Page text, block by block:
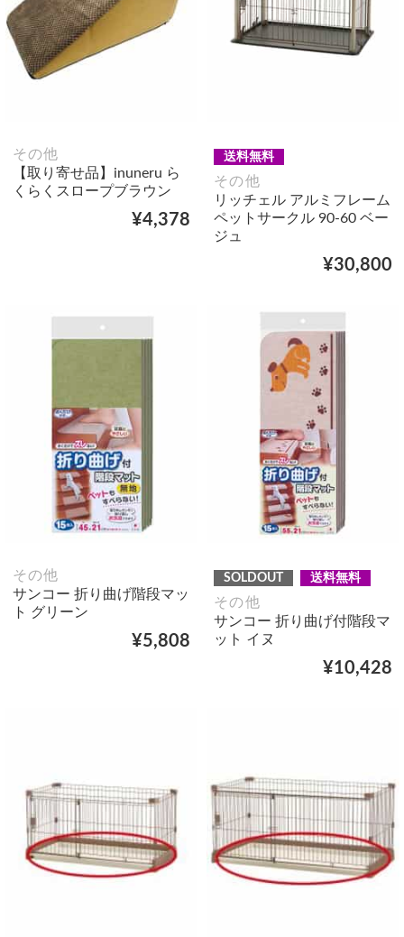
その他
【取り寄せ品】inuneru ら
くらくスロープブラウン
¥4,378
送料無料
その他
リッチェル アルミフレーム
ペットサークル 90-60 ベー
ジュ
¥30,800
その他
サンコー 折り曲げ階段マッ
ト グリーン
¥5,808
SOLDOUT 送料無料
その他
サンコー 折り曲げ付階段マ
ット イヌ
¥10,428